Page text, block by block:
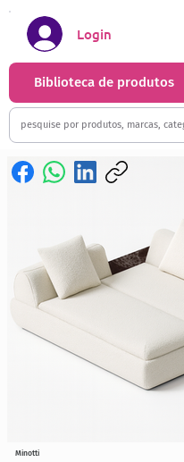
Biblioteca de produtos
Login
Minotti